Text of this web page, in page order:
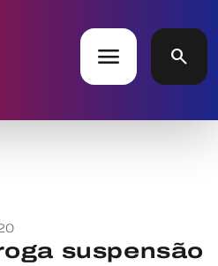
menu search
suspensão